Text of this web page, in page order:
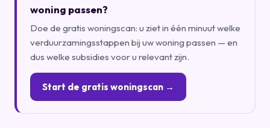
woning passen?
Doe de gratis woningscan: u ziet in één minuut welke
verduurzamingsstappen bij uw woning passen — en
dus welke subsidies voor u relevant zijn.
Start de gratis woningscan →